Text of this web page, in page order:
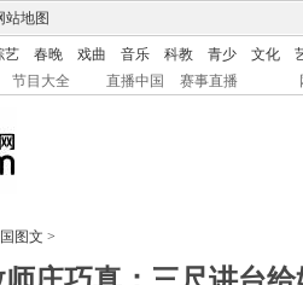
站地图
艺 春晚 戏曲 音乐 科教 青少 文化
节目大全 直播中国 赛事直播
图文 >